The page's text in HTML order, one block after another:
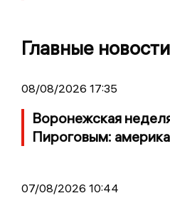
Главные новости
08/08/2026 17:35
Воронежская
Пироговым:
07/08/2026 10:44